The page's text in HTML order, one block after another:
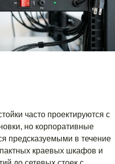
часто проектируются с
но корпоративные
предсказуемыми в течение
краевых шкафов и